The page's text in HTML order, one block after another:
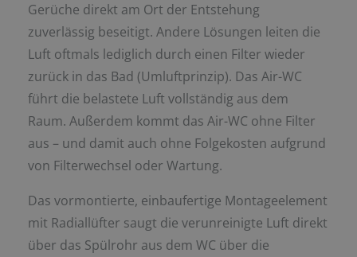
Gerüche direkt am Ort der Entstehung
zuverlässig beseitigt. Andere Lösungen leiten die
Luft oftmals lediglich durch einen Filter wieder
zurück in das Bad (Umluftprinzip). Das Air-WC
führt die belastete Luft vollständig aus dem
Raum. Außerdem kommt das Air-WC ohne Filter
aus – und damit auch ohne Folgekosten aufgrund
von Filterwechsel oder Wartung.
Das vormontierte, einbaufertige Montageelement
mit Radiallüfter saugt die verunreinigte Luft direkt
über das Spülrohr aus dem WC über die